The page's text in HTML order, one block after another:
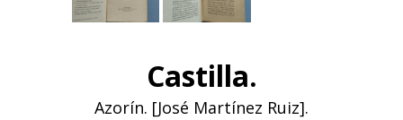
Castilla.
Azorín. [José Martínez Ruiz].